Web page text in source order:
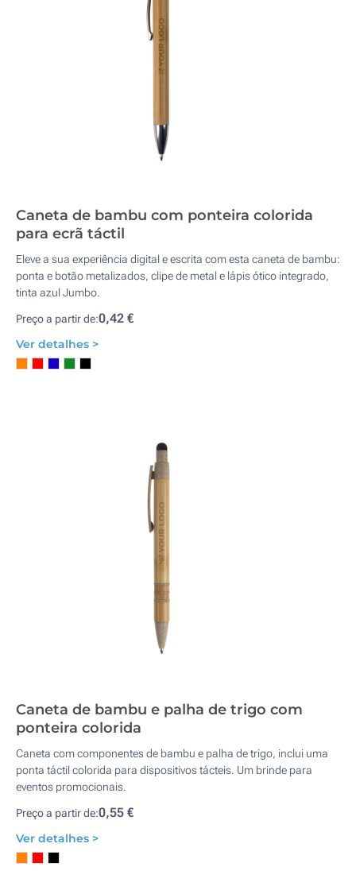
Caneta de bambu com ponteira colorida
para ecrã táctil
Eleve a sua experiência digital e escrita com esta caneta de bambu:
ponta e botão metalizados, clipe de metal e lápis ótico integrado,
tinta azul Jumbo.
Preço a partir de:0,42 €
Ver detalhes >
Caneta de bambu e palha de trigo com
ponteira colorida
Caneta com componentes de bambu e palha de trigo, inclui uma
ponta táctil colorida para dispositivos tácteis. Um brinde para
eventos promocionais.
Preço a partir de:0,55 €
Ver detalhes >